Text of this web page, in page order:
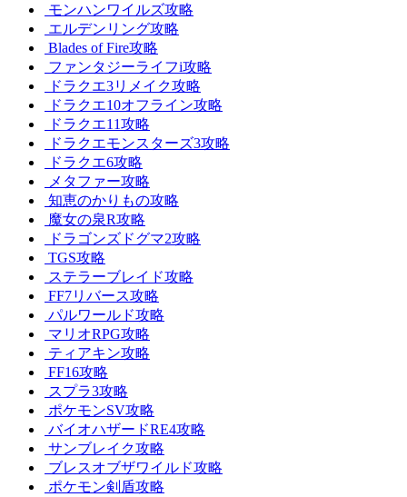
モンハンワイルズ攻略
エルデンリング攻略
Blades of Fire攻略
ファンタジーライフi攻略
ドラクエ3リメイク攻略
ドラクエ10オフライン攻略
ドラクエ11攻略
ドラクエモンスターズ3攻略
ドラクエ6攻略
メタファー攻略
知恵のかりもの攻略
魔女の泉R攻略
ドラゴンズドグマ2攻略
TGS攻略
ステラーブレイド攻略
FF7リバース攻略
パルワールド攻略
マリオRPG攻略
ティアキン攻略
FF16攻略
スプラ3攻略
ポケモンSV攻略
バイオハザードRE4攻略
サンブレイク攻略
ブレスオブザワイルド攻略
ポケモン剣盾攻略